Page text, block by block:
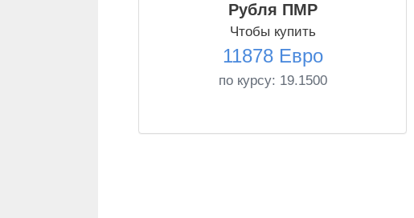
Рубля ПМР
Чтобы купить
11878 Евро
по курсу: 19.1500